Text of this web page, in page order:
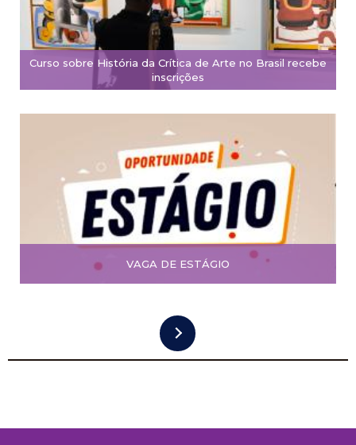
Curso sobre História da Crítica de Arte no Brasil recebe
inscrições
VAGA DE ESTÁGIO